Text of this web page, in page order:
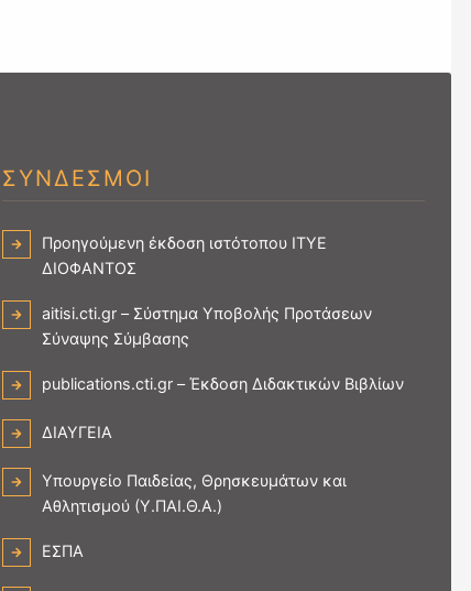
ΣΥΝΔΕΣΜΟΙ
Προηγούμενη έκδοση ιστότοπου ΙΤΥΕ
ΔΙΟΦΑΝΤΟΣ
aitisi.cti.gr – Σύστημα Υποβολής Προτάσεων
Σύναψης Σύμβασης
publications.cti.gr – Έκδοση Διδακτικών Βιβλίων
ΔΙΑΥΓΕΙΑ
Υπουργείο Παιδείας, Θρησκευμάτων και
Αθλητισμού (Υ.ΠΑΙ.Θ.Α.)
ΕΣΠΑ